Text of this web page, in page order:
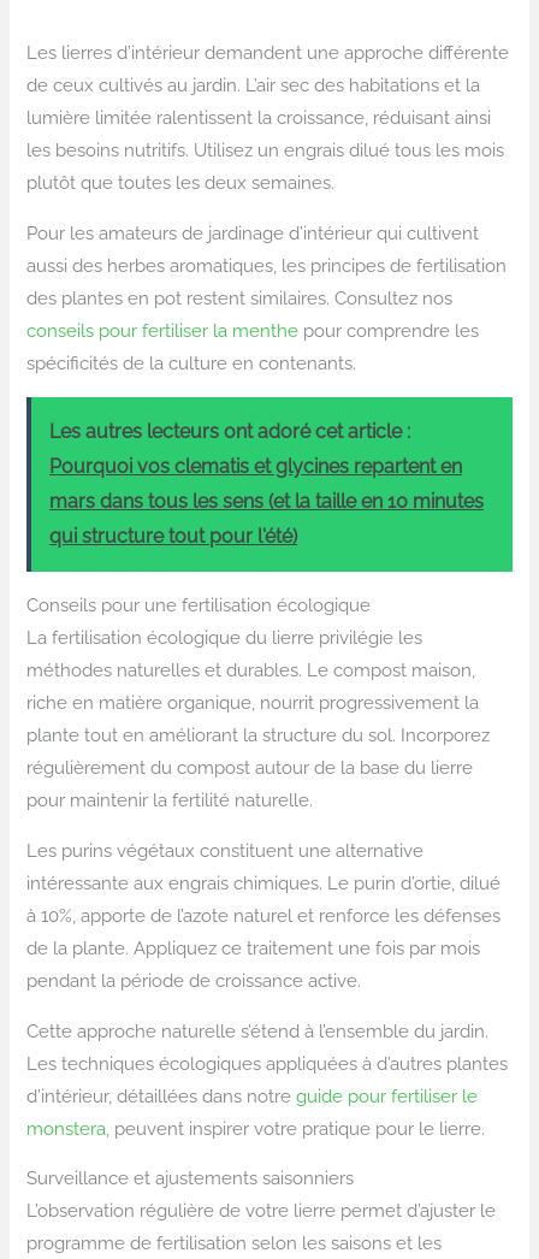
Les lierres d’intérieur demandent une approche différente
de ceux cultivés au jardin. L’air sec des habitations et la
lumière limitée ralentissent la croissance, réduisant ainsi
les besoins nutritifs. Utilisez un engrais dilué tous les mois
plutôt que toutes les deux semaines.
Pour les amateurs de jardinage d’intérieur qui cultivent
aussi des herbes aromatiques, les principes de fertilisation
des plantes en pot restent similaires. Consultez nos
conseils pour fertiliser la menthe pour comprendre les
spécificités de la culture en contenants.
Les autres lecteurs ont adoré cet article :
Pourquoi vos clematis et glycines repartent en
mars dans tous les sens (et la taille en 10 minutes
qui structure tout pour l'été)
Conseils pour une fertilisation écologique
La fertilisation écologique du lierre privilégie les
méthodes naturelles et durables. Le compost maison,
riche en matière organique, nourrit progressivement la
plante tout en améliorant la structure du sol. Incorporez
régulièrement du compost autour de la base du lierre
pour maintenir la fertilité naturelle.
Les purins végétaux constituent une alternative
intéressante aux engrais chimiques. Le purin d’ortie, dilué
à 10%, apporte de l’azote naturel et renforce les défenses
de la plante. Appliquez ce traitement une fois par mois
pendant la période de croissance active.
Cette approche naturelle s’étend à l’ensemble du jardin.
Les techniques écologiques appliquées à d’autres plantes
d’intérieur, détaillées dans notreguide pour fertiliser le
monstera , peuvent inspirer votre pratique pour le lierre.
Surveillance et ajustements saisonniers
L’observation régulière de votre lierre permet d’ajuster le
programme de fertilisation selon les saisons et les